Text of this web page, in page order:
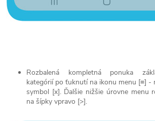
Rozbalená kompletná ponuka
kategórií po ťuknutí na ikonu menu [≡] -
symbol [x]. Ďalšie nižšie úrovne menu
na šípky vpravo [>].